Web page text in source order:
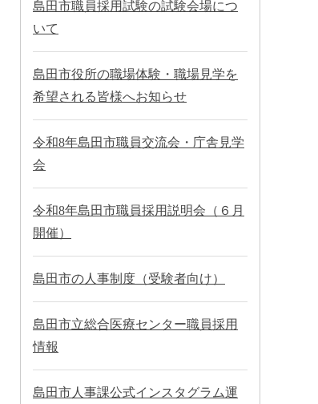
島田市職員採用試験の試験会場につ
いて
島田市役所の職場体験・職場見学を
希望される皆様へお知らせ
令和8年島田市職員交流会・庁舎見学
会
令和8年島田市職員採用説明会（６月
開催）
島田市の人事制度（受験者向け）
島田市立総合医療センター職員採用
情報
島田市人事課公式インスタグラム運